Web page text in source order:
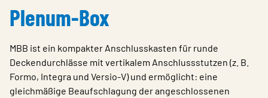
Über Lindab
Downloads
Einloggen
Plenum-Box
MBB ist ein kompakter Anschlusskasten für runde
Deckendurchlässe mit vertikalem Anschlussstutzen (z. B.
Formo, Integra und Versio-V) und ermöglicht: eine
gleichmäßige Beaufschlagung der angeschlossenen